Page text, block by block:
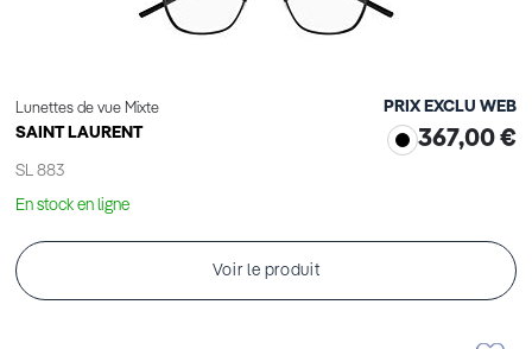
Lunettes de vue Mixte
SAINT LAURENT
SL 883
PRIX EXCLU WEB
367,00 €
En stock en ligne
Voir le produit